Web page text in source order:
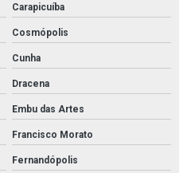
Carapicuíba
Cosmópolis
Cunha
Dracena
Embu das Artes
Francisco Morato
Fernandópolis